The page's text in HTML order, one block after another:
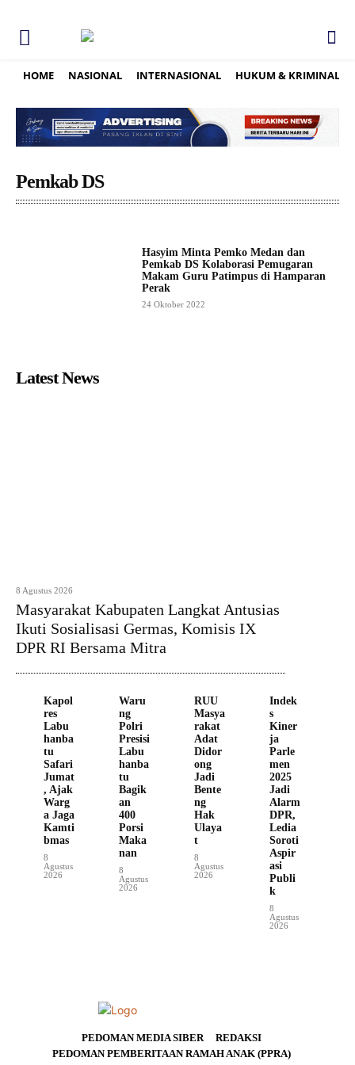
HOME NASIONAL INTERNASIONAL HUKUM & KRIMINAL
Pemkab DS
Hasyim Minta Pemko Medan dan
Pemkab DS Kolaborasi Pemugaran
Makam Guru Patimpus di Hamparan
Perak
24 Oktober 2022
Latest News
8 Agustus 2026
Masyarakat Kabupaten Langkat Antusias
Ikuti Sosialisasi Germas, Komisis IX
DPR RI Bersama Mitra
Kapol
res
Labu
hanba
tu
Safari
Jumat
, Ajak
Warg
a Jaga
Kamti
bmas
8
Agustus
2026
Waru
ng
Polri
Presisi
Labu
hanba
tu
Bagik
an
400
Porsi
Maka
nan
8
Agustus
2026
RUU
Masya
rakat
Adat
Didor
ong
Jadi
Bente
ng
Hak
Ulaya
t
8
Agustus
2026
Indek
s
Kiner
ja
Parle
men
2025
Jadi
Alarm
DPR,
Ledia
Soroti
Aspir
asi
Publi
k
8
Agustus
2026
PEDOMAN MEDIA SIBER
REDAKSI
PEDOMAN PEMBERITAAN RAMAH ANAK (PPRA)